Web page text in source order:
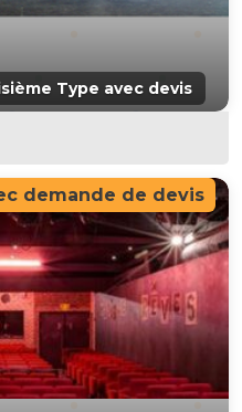
Type avec devis
demande de devis